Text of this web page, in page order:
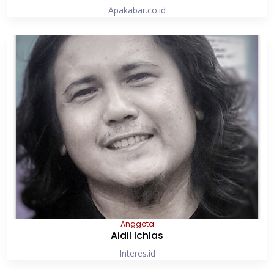
Apakabar.co.id
Anggota
Aidil Ichlas
Interes.id